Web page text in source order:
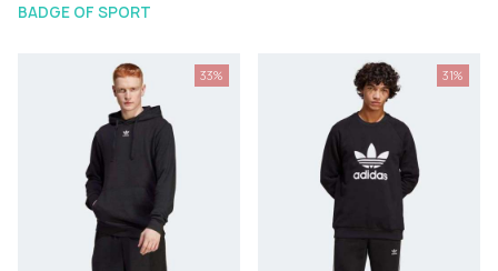
BADGE OF SPORT
33% 31%